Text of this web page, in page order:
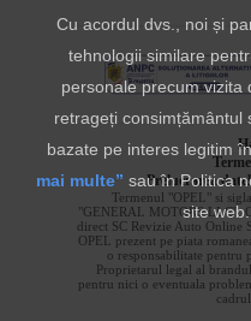
Prelucrarea
Termenul "OPEL" si
"GENERAL MOTORS LLC".
direct SC Revizie Auto Online
OPEL prezent pe piata
o responsabilitate pentru
Proprietarul legal al
pentru nici o eventuala
Cu acordul dvs., noi și
tehnologii similare
personale precum vizita
retrageți consimțământul
bazate pe interes legitim
mai multe” sau în Politica
site